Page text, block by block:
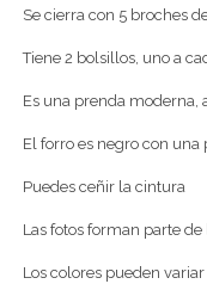
Se cierra con 5 broches
Tiene 2 bolsillos, uno a
Es una prenda
El forro es negro con
Puedes ceñir la cintura
Las fotos forman parte
Los colores pueden